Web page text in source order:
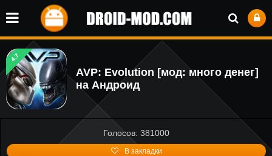
4.7
AVP: Evolution [мод: много денег]
на Андроид
Голосов: 381000
В закладки